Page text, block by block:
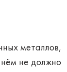
металлов,
не должно